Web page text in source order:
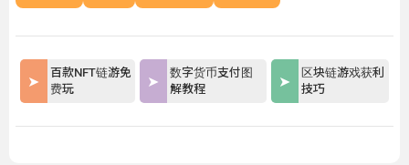
百款NFT链游免
费玩
数字货币支付图
解教程
区块链游戏获利
技巧